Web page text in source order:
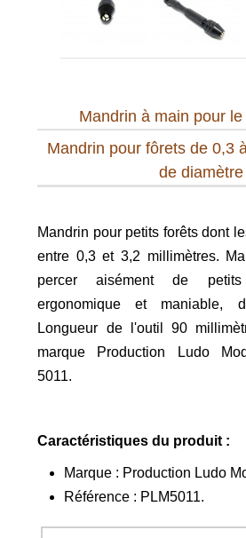
Mandrin à main pour
Mandrin pour fôrets de 0,3
de diamètre
Mandrin pour petits forêts dont
entre 0,3 et 3,2 millimètres.
percer aisément de
ergonomique et maniable,
Longueur de l'outil 90
marque Production Ludo
5011.
Caractéristiques du produit :
Marque : Production Ludo
Référence : PLM5011.